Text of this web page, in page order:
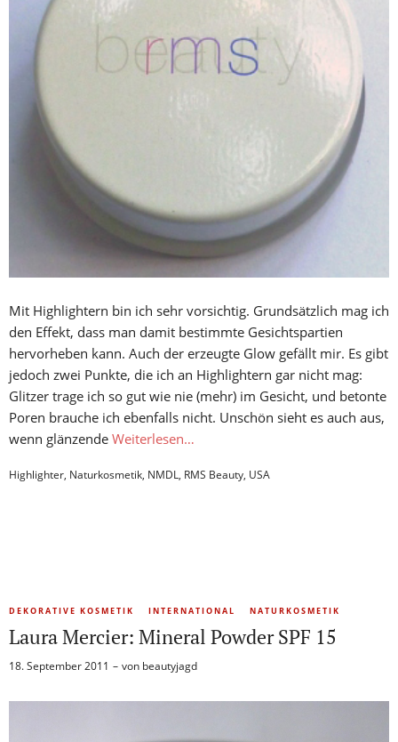
Mit Highlightern bin ich sehr vorsichtig. Grundsätzlich mag ich
den Effekt, dass man damit bestimmte Gesichtspartien
hervorheben kann. Auch der erzeugte Glow gefällt mir. Es gibt
jedoch zwei Punkte, die ich an Highlightern gar nicht mag:
Glitzer trage ich so gut wie nie (mehr) im Gesicht, und betonte
Poren brauche ich ebenfalls nicht. Unschön sieht es auch aus,
wenn glänzende Weiterlesen…
Highlighter, Naturkosmetik, NMDL, RMS Beauty, USA
DEKORATIVE KOSMETIK INTERNATIONAL NATURKOSMETIK
Laura Mercier: Mineral Powder SPF 15
18. September 2011 von beautyjagd